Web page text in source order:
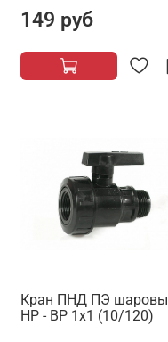
149 руб
Кран ПНД ПЭ
НР - ВР 1х1 (10/120)